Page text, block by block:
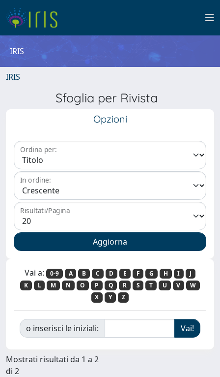
IRIS
IRIS
Sfoglia per Rivista
Opzioni
Ordina per:
In ordine:
Risultati/Pagina
Vai a: 0-9 A B C D E F G H I
J
K
L M N O P Q R S T U V
W
X
Y Z
o inserisci le iniziali:
Mostrati risultati da 1 a 2
di 2